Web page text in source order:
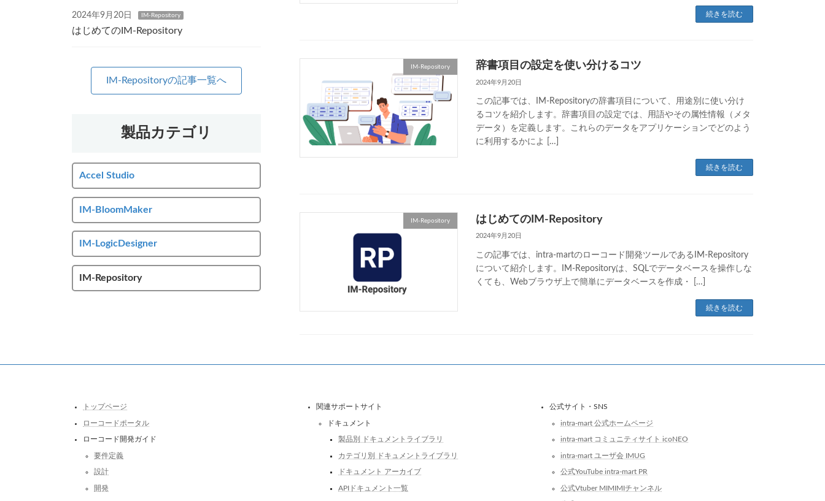
続きを読む
IM-Repository 辞書項目の設定を使い分けるコツ
2024年9月20日
この記事では、IM-Repositoryの辞書項目について、用途別に使い分け
るコツを紹介します。辞書項目の設定では、用語やその属性情報（メタ
データ）を定義します。これらのデータをアプリケーションでどのよう
に利用するかによ […]
続きを読む
IM-Repository はじめてのIM-Repository
2024年9月20日
この記事では、intra-martのローコード開発ツールであるIM-Repository
について紹介します。IM-Repositoryは、SQLでデータベースを操作しな
くても、Webブラウザ上で簡単にデータベースを作成・ […]
続きを読む
2024年9月20日 IM-Repository
はじめてのIM-Repository
IM-Repositoryの記事一覧へ
製品カテゴリ
Accel Studio
IM-BloomMaker
IM-LogicDesigner
IM-Repository
トップページ
ローコードポータル
ローコード開発ガイド
要件定義
設計
開発
関連サポートサイト
ドキュメント
製品別 ドキュメントライブラリ
カテゴリ別 ドキュメントライブラリ
ドキュメント アーカイブ
APIドキュメント一覧
公式サイト・SNS
intra-mart 公式ホームページ
intra-mart コミュニティサイト icoNEO
intra-mart ユーザ会 IMUG
公式YouTube intra-mart PR
公式Vtuber MIMIMIチャンネル